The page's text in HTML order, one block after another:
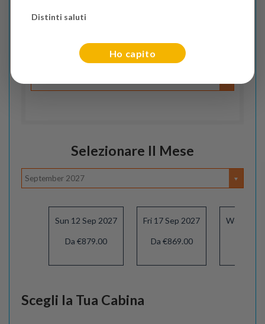
Flight Cities
Selezionare Il Mese
September 2027
Sun 12 Sep 2027
Da €879.00
Fri 17 Sep 2027
Da €869.00
Wed 22
Scegli la Tua Cabina
Distinti saluti
Ho capito